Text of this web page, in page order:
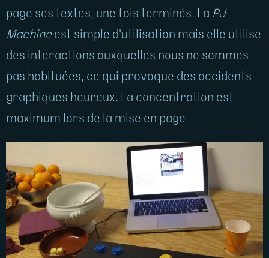
page ses textes, une fois terminés. La PJ
Machine est simple d'utilisation mais elle utilise
des interactions auxquelles nous ne sommes
pas habituées, ce qui provoque des accidents
graphiques heureux. La concentration est
maximum lors de la mise en page